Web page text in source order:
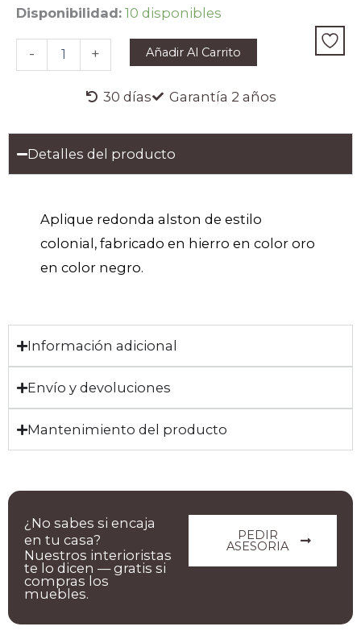
Disponibilidad: 10 disponibles
-
APLIQUE
ALSTON
cantidad
+ Añadir Al Carrito
30 días Garantía 2 años
Detalles del producto
Aplique redonda alston de estilo
colonial, fabricado en hierro en color oro
en color negro.
Información adicional
Envío y devoluciones
Mantenimiento del producto
PEDIR
ASESORIA
¿No sabes si encaja
en tu casa?
Nuestros interioristas
te lo dicen — gratis si
compras los
muebles.